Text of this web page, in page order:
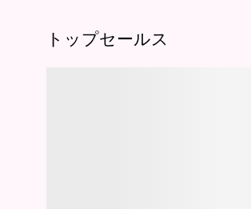
トップセールス